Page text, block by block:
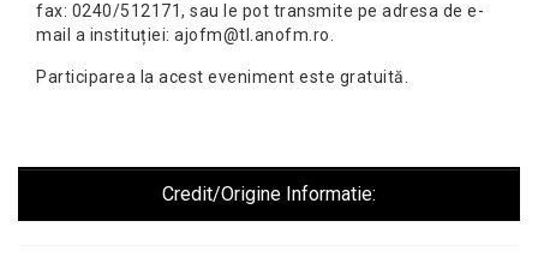
fax: 0240/512171, sau le pot transmite pe adresa de e-
mail a instituției: ajofm@tl.anofm.ro.
Participarea la acest eveniment este gratuită.
Credit/Origine Informatie: